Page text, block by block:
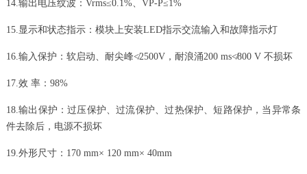
14.输出电压纹波：Vrms≤0.1%、VP-P≤1%
15.显示和状态指示：模块上安装LED指示交流输入和故障指示灯
16.输入保护：软启动、耐尖峰≮2500V，耐浪涌200 ms≮800 V 不损坏
17.效 率：98%
18.输出保护：过压保护、过流保护、过热保护、短路保护，当异常条
件去除后，电源不损坏
19.外形尺寸：170 mm× 120 mm× 40mm